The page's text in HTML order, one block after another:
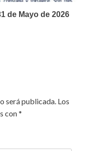
de Mayo de 2026
será publicada. Los
con*